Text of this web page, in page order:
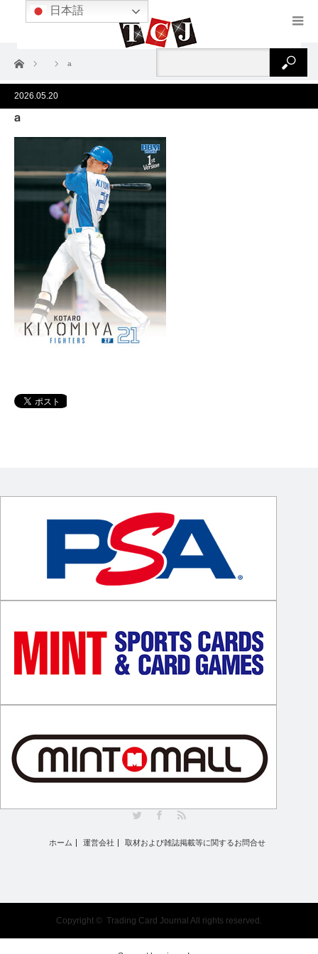
ホーム a
2026.05.20
a
ホーム 運営会社 取材および雑誌掲載等に関するお問合せ
Copyright © Trading Card Journal All rights reserved.
日本語